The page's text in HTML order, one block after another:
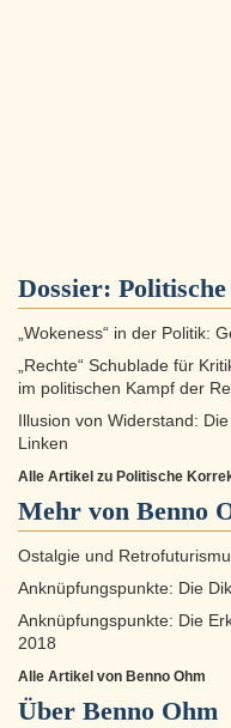
Dossier:
„Wokeness“ in der Politik:
„Rechte“ Schublade für
im politischen Kampf der
Illusion von Widerstand:
Linken
Alle Artikel zu Politische
Mehr von Benno
Ostalgie und
Anknüpfungspunkte: Die
Anknüpfungspunkte: Die
2018
Alle Artikel von Benno Ohm
Über Benno Ohm